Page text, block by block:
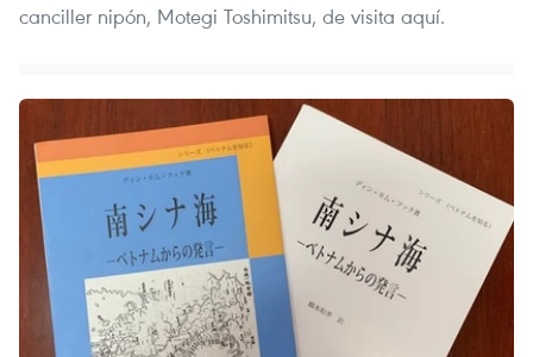
canciller nipón, Motegi Toshimitsu, de visita aquí.